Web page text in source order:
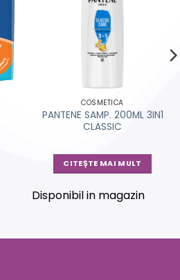
COSMETICA
PANTENE SAMP. 200ML 3IN1
CLASSIC
CITEȘTE MAI MULT
Disponibil in magazin